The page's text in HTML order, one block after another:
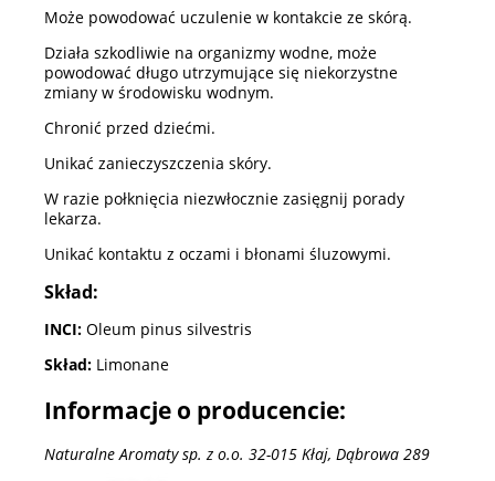
Może powodować uczulenie w kontakcie ze skórą.
Działa szkodliwie na organizmy wodne, może
powodować długo utrzymujące się niekorzystne
zmiany w środowisku wodnym.
Chronić przed dziećmi.
Unikać zanieczyszczenia skóry.
W razie połknięcia niezwłocznie zasięgnij porady
lekarza.
Unikać kontaktu z oczami i błonami śluzowymi.
Skład:
INCI: Oleum pinus silvestris
Skład: Limonane
Informacje o producencie:
Naturalne Aromaty sp. z o.o. 32-015 Kłaj, Dąbrowa 289